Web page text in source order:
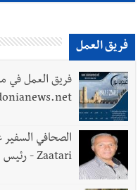
فريق العمل
فريق العمل في
Zaatari - رئيس التحرير